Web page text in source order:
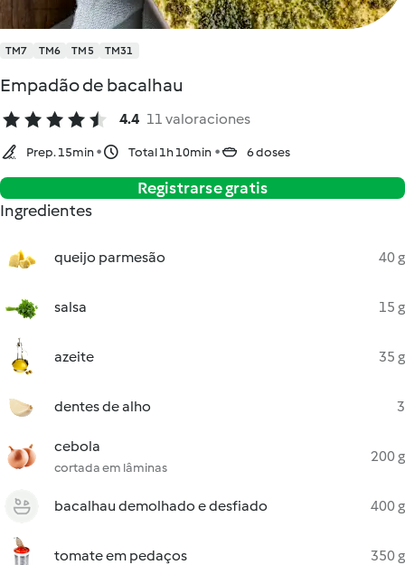
TM7 TM6 TM5 TM31
Empadão de bacalhau
4.4 11 valoraciones
Prep. 15min Total 1h 10min 6 doses
Registrarse gratis
Ingredientes
queijo parmesão 40 g
salsa 15 g
azeite 35 g
dentes de alho 3
cebola
cortada em lâminas
200 g
bacalhau demolhado e desfiado 400 g
tomate em pedaços 350 g